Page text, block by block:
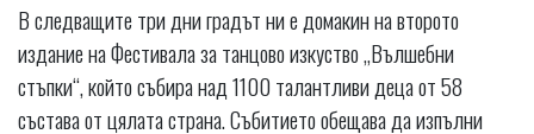
В следващите три дни градът ни е домакин на второто
издание на Фестивала за танцово изкуство „Вълшебни
стъпки“, който събира над 1100 талантливи деца от 58
състава от цялата страна. Събитието обещава да изпълни